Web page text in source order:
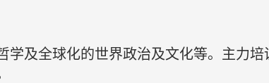
及全球化的世界政治及文化等。主力培